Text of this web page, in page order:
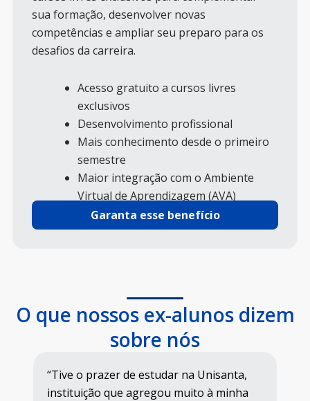
sua formação, desenvolver novas
competências e ampliar seu preparo para os
desafios da carreira.
Acesso gratuito a cursos livres
exclusivos
Desenvolvimento profissional
Mais conhecimento desde o primeiro
semestre
Maior integração com o Ambiente
Virtual de Aprendizagem (AVA)
Garanta esse benefício
O que nossos ex-alunos dizem
sobre nós
“Tive o prazer de estudar na Unisanta,
instituição que agregou muito à minha